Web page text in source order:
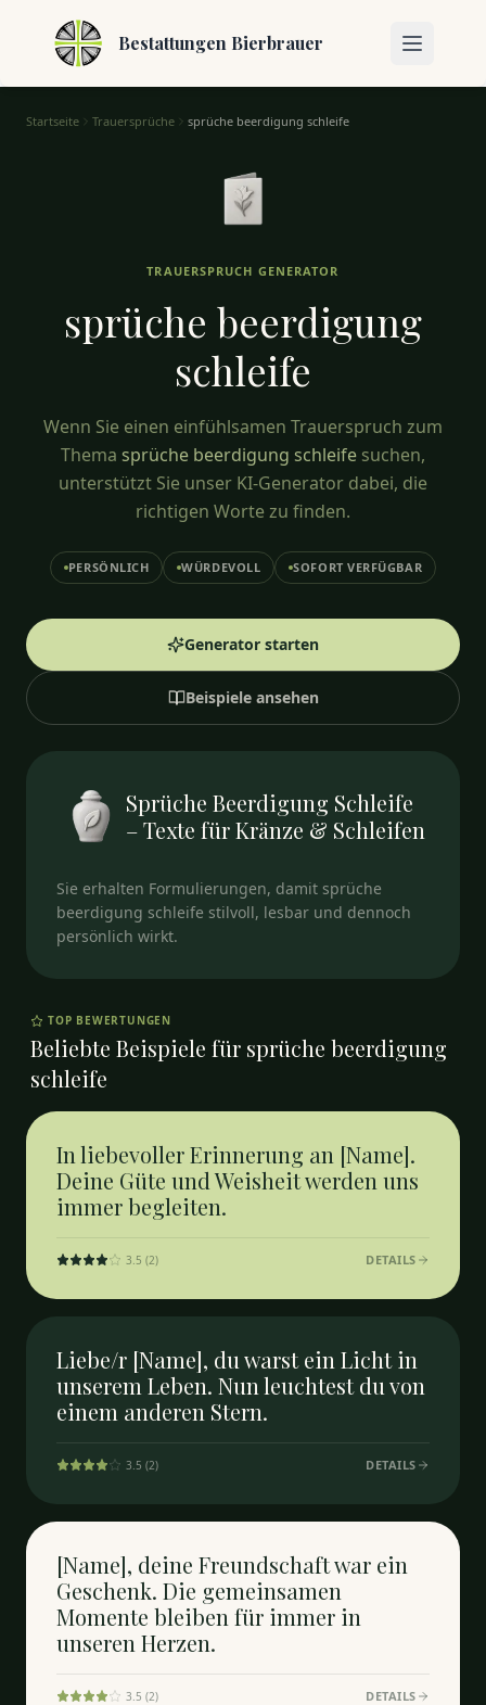
Bestattungen Bierbrauer
Startseite Trauersprüche sprüche beerdigung schleife
TRAUERSPRUCH GENERATOR
sprüche beerdigung
schleife
Wenn Sie einen einfühlsamen Trauerspruch zum
Thema sprüche beerdigung schleife suchen,
unterstützt Sie unser KI-Generator dabei, die
richtigen Worte zu finden.
PERSÖNLICH WÜRDEVOLL SOFORT VERFÜGBAR
Generator starten
Beispiele ansehen
Sprüche Beerdigung Schleife
– Texte für Kränze & Schleifen
Sie erhalten Formulierungen, damit sprüche
beerdigung schleife stilvoll, lesbar und dennoch
persönlich wirkt.
TOP BEWERTUNGEN
Beliebte Beispiele für sprüche beerdigung
schleife
In liebevoller Erinnerung an [Name].
Deine Güte und Weisheit werden uns
immer begleiten.
3.5 (2) DETAILS
Liebe/r [Name], du warst ein Licht in
unserem Leben. Nun leuchtest du von
einem anderen Stern.
3.5 (2) DETAILS
[Name], deine Freundschaft war ein
Geschenk. Die gemeinsamen
Momente bleiben für immer in
unseren Herzen.
3.5 (2) DETAILS